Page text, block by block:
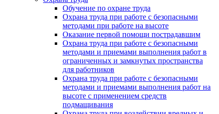
Обучение по охране труда
Охрана труда при работе с безопасными
методами при работе на высоте
Оказание первой помощи пострадавшим
Охрана труда при работе с безопасными
методами и приемами выполнения работ в
ограниченных и замкнутых пространства
для работников
Охрана труда при работе с безопасными
методами и приемами выполнения работ на
высоте с применением средств
подмащивания